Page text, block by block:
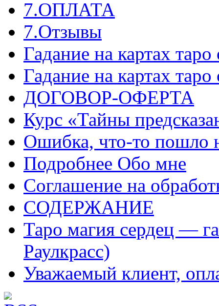
7.ОПЛАТА
7.Отзывы
Гадание на картах
Гадание на картах
ДОГОВОР-ОФЕРТА
Курс «Тайны
Ошибка, что-то пошло
Подробнее Обо мне
Соглашение на
СОДЕРЖАНИЕ
Таро магия сердец —
Раулкрасс)
Уважаемый клиент,